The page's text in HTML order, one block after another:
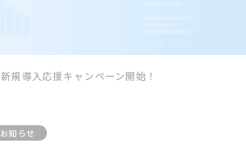
新規導入応援キャンペーン開始！
お知らせ